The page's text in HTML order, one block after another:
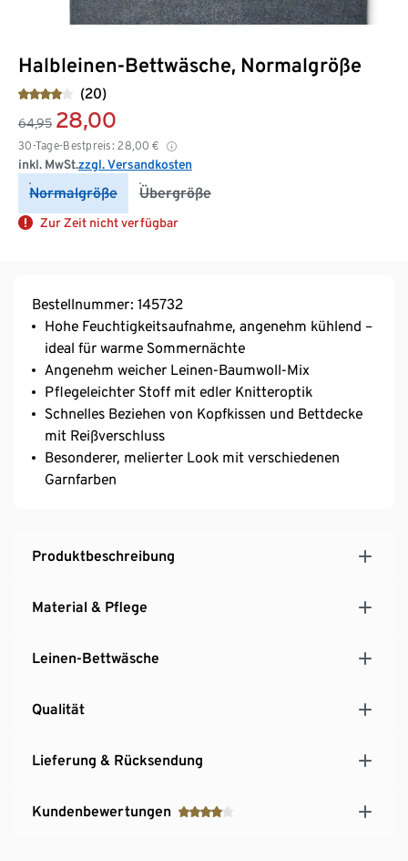
Halbleinen-Bettwäsche, Normalgröße
(20)
64,95 28,00
30-Tage-Bestpreis: 28,00 €
inkl. MwSt.zzgl. Versandkosten
Normalgröße Übergröße
Zur Zeit nicht verfügbar
Bestellnummer: 145732
Hohe Feuchtigkeitsaufnahme, angenehm kühlend –
ideal für warme Sommernächte
Angenehm weicher Leinen-Baumwoll-Mix
Pflegeleichter Stoff mit edler Knitteroptik
Schnelles Beziehen von Kopfkissen und Bettdecke
mit Reißverschluss
Besonderer, melierter Look mit verschiedenen
Garnfarben
Produktbeschreibung
Material & Pflege
Leinen-Bettwäsche
Qualität
Lieferung & Rücksendung
Kundenbewertungen